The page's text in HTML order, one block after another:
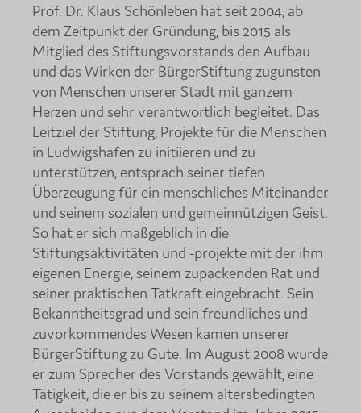
Prof. Dr. Klaus Schönleben hat seit 2004, ab
dem Zeitpunkt der Gründung, bis 2015 als
Mitglied des Stiftungsvorstands den Aufbau
und das Wirken der BürgerStiftung zugunsten
von Menschen unserer Stadt mit ganzem
Herzen und sehr verantwortlich begleitet. Das
Leitziel der Stiftung, Projekte für die Menschen
in Ludwigshafen zu initiieren und zu
unterstützen, entsprach seiner tiefen
Überzeugung für ein menschliches Miteinander
und seinem sozialen und gemeinnützigen Geist.
So hat er sich maßgeblich in die
Stiftungsaktivitäten und -projekte mit der ihm
eigenen Energie, seinem zupackenden Rat und
seiner praktischen Tatkraft eingebracht. Sein
Bekanntheitsgrad und sein freundliches und
zuvorkommendes Wesen kamen unserer
BürgerStiftung zu Gute. Im August 2008 wurde
er zum Sprecher des Vorstands gewählt, eine
Tätigkeit, die er bis zu seinem altersbedingten